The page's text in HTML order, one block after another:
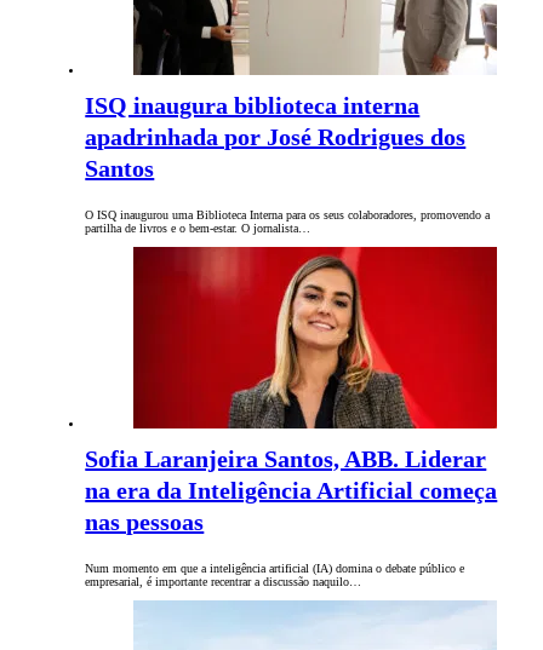
ISQ inaugura biblioteca interna
apadrinhada por José Rodrigues dos
Santos
O ISQ inaugurou uma Biblioteca Interna para os seus colaboradores, promovendo a
partilha de livros e o bem-estar. O jornalista…
Sofia Laranjeira Santos, ABB. Liderar
na era da Inteligência Artificial começa
nas pessoas
Num momento em que a inteligência artificial (IA) domina o debate público e
empresarial, é importante recentrar a discussão naquilo…